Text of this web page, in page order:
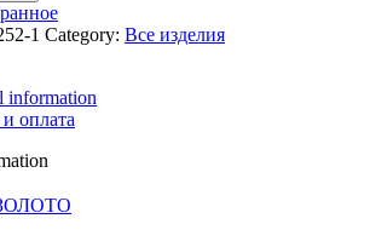
1 Category: Все изделия
information
оплата